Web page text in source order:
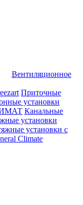
Вентиляционное
Приточные
установки
Канальные
установки
установки с
Climate